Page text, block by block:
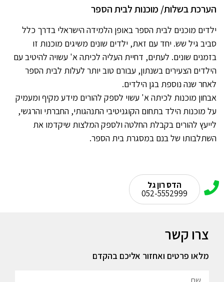
הערכת בשלות/ מוכנות לבית הספר
ילדים מוכנים לבית הספר באופן הלמידה הישראלי בדרך כלל
סביב גיל שש. יחד עם זאת, ילדים שונים משיגים מוכנות זו
בזמנים שונים. לעתים, דחיית העליה לכיתה א' עשויה להיטיב עם
הילדים הצעירים בשנתון, עבורם טוב יותר לעלות לבית הספר
לאחר שנה נוספת בגן הילדים.
אבחון מוכנות לכיתה א' עשוי לספק להורים מידע מקיף ומעמיק
על מוכנות הילד בתחום הקוגניטיבי התנהגותי, החברתי והרגשי,
לייעץ להורים בקבלת החלטה ולספק המלצות שיקדמו את
השתלבותו של בנם במסגרת בית הספר.
הדס רון גל
052-5552999
צרו קשר
מלאו פרטים ואחזור אליכם בהקדם